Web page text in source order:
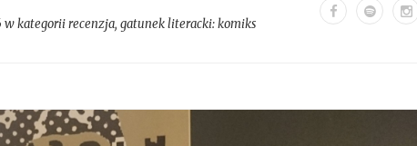
w kategoriirecenzja, gatunek literacki:komiks